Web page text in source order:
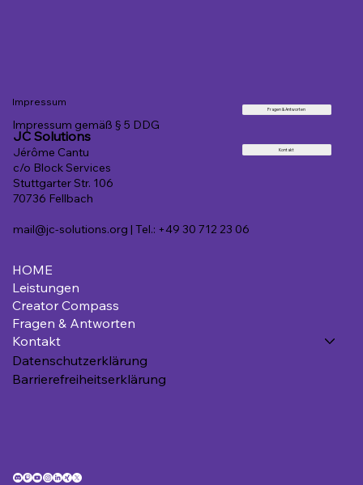
Impressum
Impressum gemäß § 5 DDG
JC Solutions
Jérôme Cantu
c/o Block Services
Stuttgarter Str. 106
70736 Fellbach
mail@jc-solutions.org | Tel.: +49 30 712 23 06
Fragen & Antworten
Kontakt
HOME
Leistungen
Creator Compass
Fragen & Antworten
Kontakt
Datenschutzerklärung
Barrierefreiheitserklärung